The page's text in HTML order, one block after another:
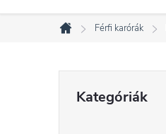
Kezdőlap
Férfi karórák
O
átugrása
Kategóriák